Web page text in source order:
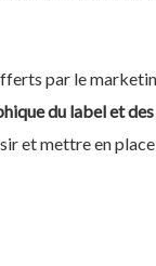
par le
du label et
et mettre en